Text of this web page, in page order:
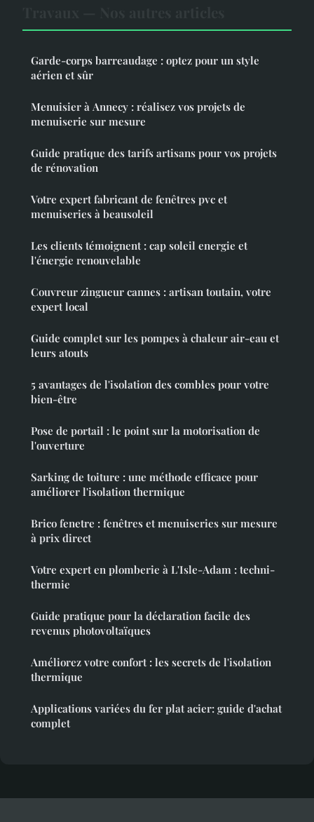
Garde-corps barreaudage : optez pour un style
aérien et sûr
Menuisier à Annecy : réalisez vos projets de
menuiserie sur mesure
Guide pratique des tarifs artisans pour vos projets
de rénovation
Votre expert fabricant de fenêtres pvc et
menuiseries à beausoleil
Les clients témoignent : cap soleil energie et
l'énergie renouvelable
Couvreur zingueur cannes : artisan toutain, votre
expert local
Guide complet sur les pompes à chaleur air-eau et
leurs atouts
5 avantages de l'isolation des combles pour votre
bien-être
Pose de portail : le point sur la motorisation de
l'ouverture
Sarking de toiture : une méthode efficace pour
améliorer l'isolation thermique
Brico fenetre : fenêtres et menuiseries sur mesure
à prix direct
Votre expert en plomberie à L'Isle-Adam : techni-
thermie
Guide pratique pour la déclaration facile des
revenus photovoltaïques
Améliorez votre confort : les secrets de l'isolation
thermique
Applications variées du fer plat acier: guide d'achat
complet